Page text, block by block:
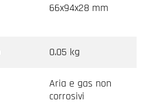
66x94x28 mm
0.05 kg
Aria e gas non
corrosivi